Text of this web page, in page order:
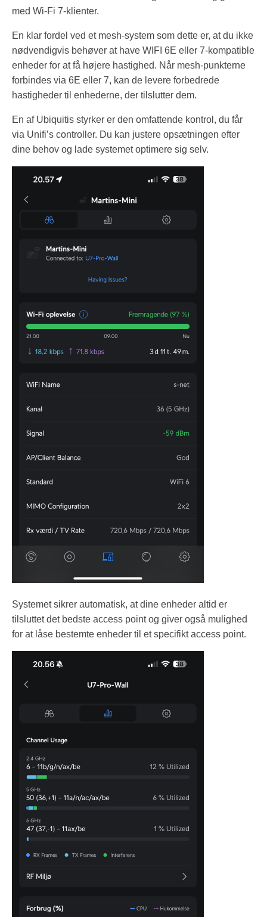
med Wi-Fi 7-klienter.
En klar fordel ved et mesh-system som dette er, at du ikke
nødvendigvis behøver at have WIFI 6E eller 7-kompatible
enheder for at få højere hastighed. Når mesh-punkterne
forbindes via 6E eller 7, kan de levere forbedrede
hastigheder til enhederne, der tilslutter dem.
En af Ubiquitis styrker er den omfattende kontrol, du får
via Unifi’s controller. Du kan justere opsætningen efter
dine behov og lade systemet optimere sig selv.
Systemet sikrer automatisk, at dine enheder altid er
tilsluttet det bedste access point og giver også mulighed
for at låse bestemte enheder til et specifikt access point.